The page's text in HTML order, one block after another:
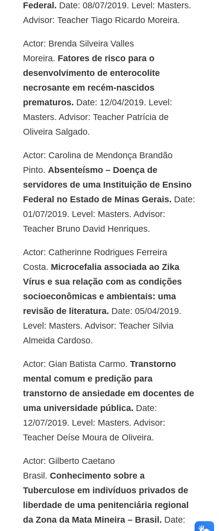
Federal. Date: 08/07/2019. Level: Masters.
Advisor: Teacher Tiago Ricardo Moreira.
Actor: Brenda Silveira Valles
Moreira. Fatores de risco para o
desenvolvimento de enterocolite
necrosante em recém-nascidos
prematuros. Date: 12/04/2019. Level:
Masters. Advisor: Teacher Patrícia de
Oliveira Salgado.
Actor: Carolina de Mendonça Brandão
Pinto. Absenteísmo – Doença de
servidores de uma Instituição de Ensino
Federal no Estado de Minas Gerais. Date:
01/07/2019. Level: Masters. Advisor:
Teacher Bruno David Henriques.
Actor: Catherinne Rodrigues Ferreira
Costa. Microcefalia associada ao Zika
Vírus e sua relação com as condições
socioeconômicas e ambientais: uma
revisão de literatura. Date: 05/04/2019.
Level: Masters. Advisor: Teacher Silvia
Almeida Cardoso.
Actor: Gian Batista Carmo. Transtorno
mental comum e predição para
transtorno de ansiedade em docentes de
uma universidade pública. Date:
12/07/2019. Level: Masters. Advisor:
Teacher Deíse Moura de Oliveira.
Actor: Gilberto Caetano
Brasil. Conhecimento sobre a
Tuberculose em indivíduos privados de
liberdade de uma penitenciária regional
da Zona da Mata Mineira – Brasil. Date: